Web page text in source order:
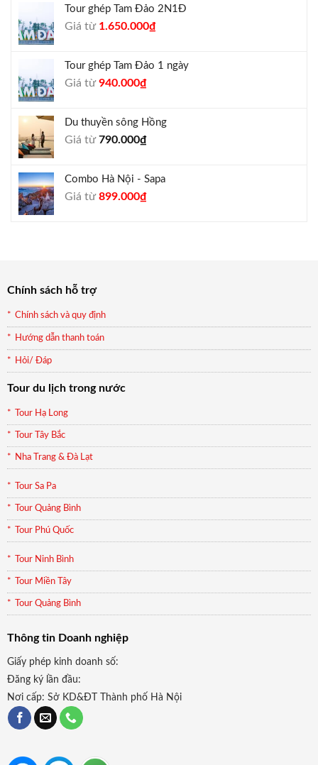
1.300.000₫.là:
Tour ghép Tam Đảo 2N1Đ
Giá từ Giá
1.800.000₫.
1.650.000₫Giá
là:
Tour ghép Tam Đảo 1 ngày
Giá từGiá
1.000.000₫.
940.000₫Giá
là:
Du thuyền sông Hồng
Giá từ790.000₫
Combo Hà Nội - Sapa
Giá từGiá
899.000₫Giá
Chính sách hỗ trợ
Chính sách và quy định
Hướng dẫn thanh toán
Hỏi/ Đáp
Tour du lịch trong nước
Tour Hạ Long
Tour Tây Bắc
Nha Trang & Đà Lạt
Tour Sa Pa
Tour Quảng Bình
Tour Phú Quốc
Tour Ninh Bình
Tour Miền Tây
Tour Quảng Bình
Thông tin Doanh nghiệp
Giấy phép kinh doanh số:
Đăng ký lần đầu:
Nơi cấp: Sở KD&ĐT Thành phố Hà Nội